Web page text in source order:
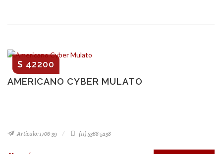
AMERICANO CYBER MULATO
$ 42200
Artículo: 1706-39 (11) 5368-5238